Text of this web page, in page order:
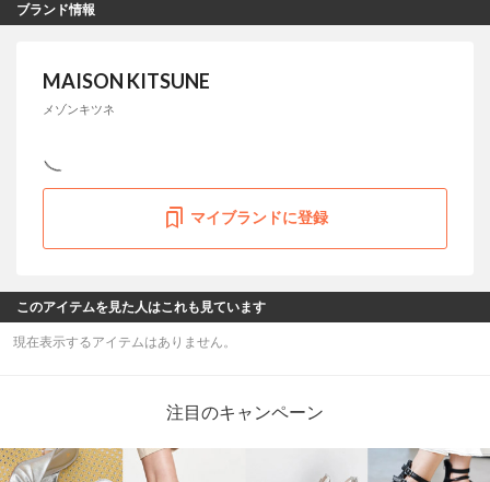
ブランド情報
MAISON KITSUNE
メゾンキツネ
マイブランドに登録
このアイテムを見た人はこれも見ています
現在表示するアイテムはありません。
注目のキャンペーン